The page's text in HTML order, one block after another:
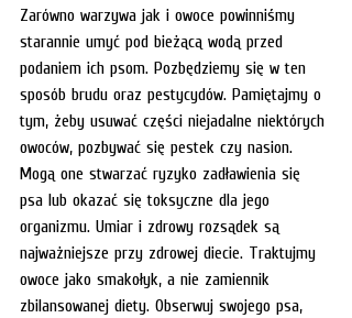
Zarówno warzywa jak i owoce powinniśmy
starannie umyć pod bieżącą wodą przed
podaniem ich psom. Pozbędziemy się w ten
sposób brudu oraz pestycydów. Pamiętajmy o
tym, żeby usuwać części niejadalne niektórych
owoców, pozbywać się pestek czy nasion.
Mogą one stwarzać ryzyko zadławienia się
psa lub okazać się toksyczne dla jego
organizmu. Umiar i zdrowy rozsądek są
najważniejsze przy zdrowej diecie. Traktujmy
owoce jako smakołyk, a nie zamiennik
zbilansowanej diety. Obserwuj swojego psa,